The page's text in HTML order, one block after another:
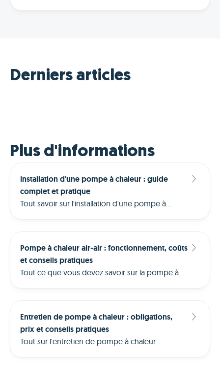
Derniers articles
Plus d'informations
Installation d'une pompe à chaleur : guide
complet et pratique
Tout savoir sur l'installation d'une pompe à
Pompe à chaleur air-air : fonctionnement, coûts
et conseils pratiques
Tout ce que vous devez savoir sur la pompe à
Entretien de pompe à chaleur : obligations,
prix et conseils pratiques
Tout sur l'entretien de pompe à chaleur :